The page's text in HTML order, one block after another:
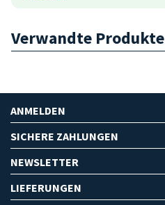
Verwandte Produkte
ANMELDEN
SICHERE ZAHLUNGEN
NEWSLETTER
LIEFERUNGEN